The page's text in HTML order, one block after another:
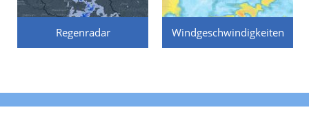
Regenradar Windgeschwindigkeiten